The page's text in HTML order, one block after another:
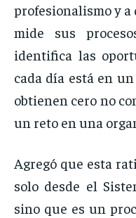
profesionalismo y a
mide sus
identifica las
cada día está en
obtienen cero no
un reto en una
Agregó que esta
solo desde el
sino que es un